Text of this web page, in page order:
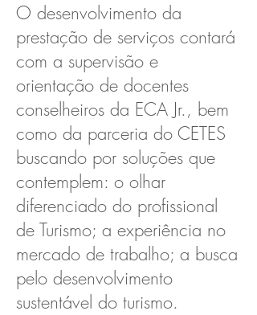
O desenvolvimento da
prestação de serviços contará
com a supervisão e
orientação de docentes
conselheiros da ECA Jr., bem
como da parceria do CETES
buscando por soluções que
contemplem: o olhar
diferenciado do profissional
de Turismo; a experiência no
mercado de trabalho; a busca
pelo desenvolvimento
sustentável do turismo.